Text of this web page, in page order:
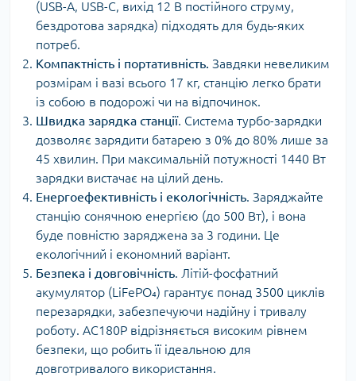
(USB-A, USB-C, вихід 12 В постійного струму,
бездротова зарядка) підходять для будь-яких
потреб.
Компактність і портативність. Завдяки невеликим
розмірам і вазі всього 17 кг, станцію легко брати
із собою в подорожі чи на відпочинок.
Швидка зарядка станції. Система турбо-зарядки
дозволяє зарядити батарею з 0% до 80% лише за
45 хвилин. При максимальній потужності 1440 Вт
зарядки вистачає на цілий день.
Енергоефективність і екологічність . Заряджайте
станцію сонячною енергією (до 500 Вт), і вона
буде повністю заряджена за 3 години. Це
екологічний і економний варіант.
Безпека і довговічність . Літій-фосфатний
акумулятор (LiFePO₄) гарантує понад 3500 циклів
перезарядки, забезпечуючи надійну і тривалу
роботу. AC180P відрізняється високим рівнем
безпеки, що робить її ідеальною для
довготривалого використання.